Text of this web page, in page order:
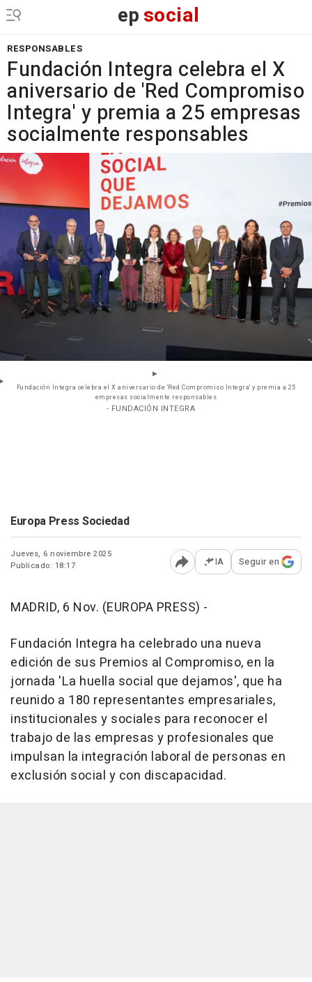
epsocial
RESPONSABLES
Fundación Integra celebra el X
aniversario de 'Red Compromiso
Integra' y premia a 25 empresas
socialmente responsables
Fundación Integra celebra el X aniversario de 'Red Compromiso Integra' y premia a 25
empresas socialmente responsables
- FUNDACIÓN INTEGRA
Europa Press Sociedad
Jueves, 6 noviembre 2025
Publicado: 18:17
Abrir opciones para
IA Seguir en
MADRID, 6 Nov. (EUROPA PRESS) -
Fundación Integra ha celebrado una nueva
edición de sus Premios al Compromiso, en la
jornada 'La huella social que dejamos', que ha
reunido a 180 representantes empresariales,
institucionales y sociales para reconocer el
trabajo de las empresas y profesionales que
impulsan la integración laboral de personas en
exclusión social y con discapacidad.